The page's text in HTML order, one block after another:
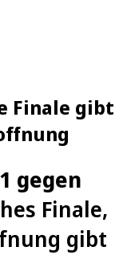
Finale gibt
gegen
Finale,
gibt